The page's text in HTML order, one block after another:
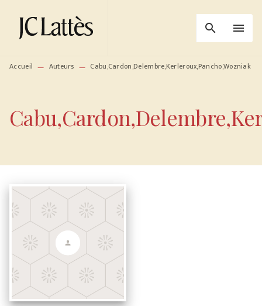
MENU RECHERCHE
PIED DE PAGE
search menu
Accueil — Auteurs — Cabu,Cardon,Delembre,Kerleroux,Pancho,Wozniak